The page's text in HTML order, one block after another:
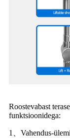
Roostevabast
funktsioonidega:
1、Vahendus-